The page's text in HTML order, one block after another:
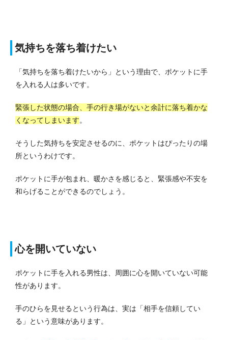
気持ちを落ち着けたい
「気持ちを落ち着けたいから」という理由で、ポケットに手
を入れる人は多いです。
緊張した状態の場合、手の行き場がないと余計に落ち着かな
くなってしまいます。
そうした気持ちを安定させるのに、ポケットはぴったりの場
所というわけです。
ポケットに手が包まれ、暖かさを感じると、緊張感や不安を
和らげることができるのでしょう。
心を開いていない
ポケットに手を入れる男性は、周囲に心を開いていない可能
性があります。
手のひらを見せるという行為は、実は「相手を信頼してい
る」という意味があります。